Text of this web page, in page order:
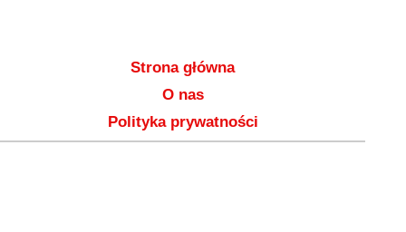
Strona główna
O nas
Polityka prywatności